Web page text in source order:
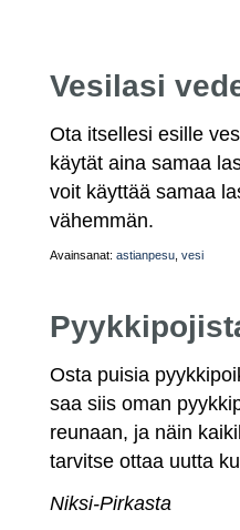
Vesilasi
Ota itsellesi esille
käytät aina samaa
voit käyttää samaa
vähemmän.
Avainsanat: astianpesu vesi
Osta puisia
saa siis oman
reunaan, ja näin
tarvitse ottaa uutta
Niksi-Pirkasta